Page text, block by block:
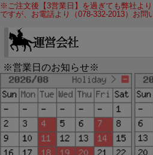
※ご注文後【3営業日】を過ぎても弊社よ
ですが、お電話より（078-332-2013）お問
※営業日のお知らせ※